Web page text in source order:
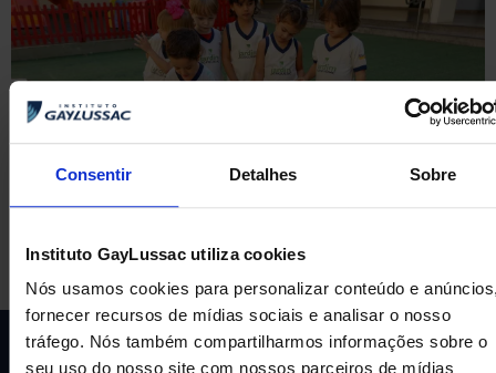
Consentir Detalhes Sobre
Instituto GayLussac utiliza cookies
Nós usamos cookies para personalizar conteúdo e
fornecer recursos de mídias sociais e analisar o nosso
tráfego. Nós também compartilharmos informações sobre o
seu uso do nosso site com nossos parceiros de mídias